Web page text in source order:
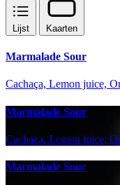
Lijst Kaarten
Marmalade Sour
Cachaça, Lemon juice,
Marmalade Sour
Cachaça, Lemon juice,
Marmalade Sour